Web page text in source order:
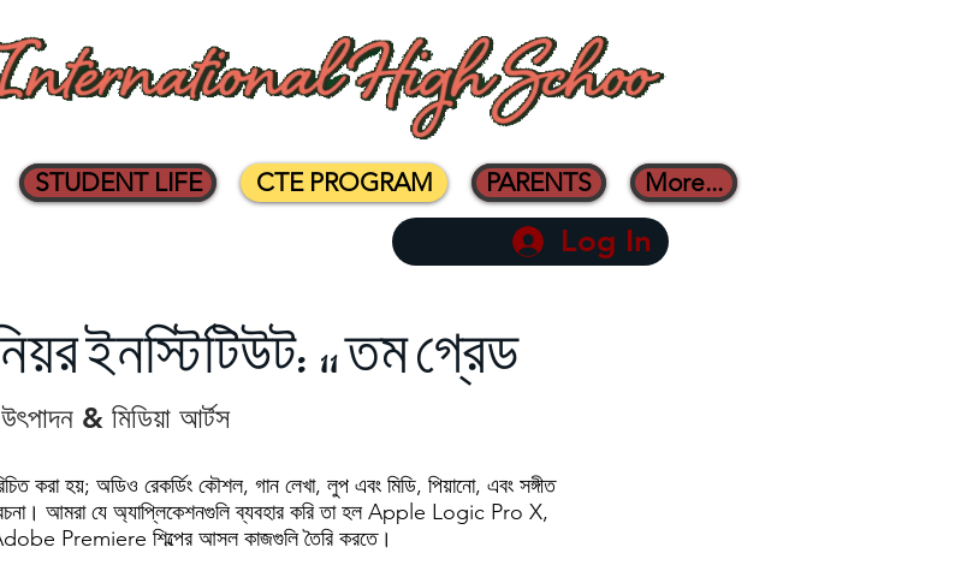
STUDENT LIFE CTE PROGRAM PARENTS More...
Log In
ইনস্টিটিউট: 11 তম গ্রেড
করা হয়; অডিও রেকর্ডিং কৌশল, গান লেখা, লুপ এবং মিডি, পিয়ানো, এবং সঙ্গীত
রচনা। আমরা যে অ্যাপ্লিকেশনগুলি ব্যবহার করি তা হল Apple Logic Pro X,
Premiere শিল্পের আসল কাজগুলি তৈরি করতে।
উৎপাদন & মিডিয়া আর্টস